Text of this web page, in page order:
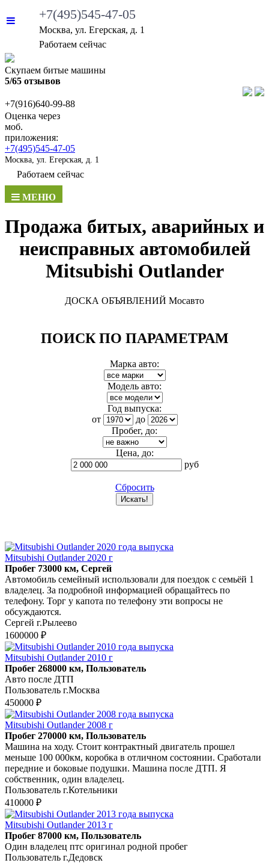
+7(495)545-47-05
Москва, ул. Егерская, д. 1
Работаем сейчас
Скупаем битые машины
5/65 отзывов
+7(916)640-99-88
Оценка через
моб.
приложения:
+7(495)545-47-05
Москва, ул. Егерская, д. 1
Работаем сейчас
МЕНЮ
Продажа битых, аварийных и
неисправных автомобилей
Mitsubishi Outlander
ДОСКА ОБЪЯВЛЕНИЙ Мосавто
ПОИСК ПО ПАРАМЕТРАМ
Марка авто:
Модель авто:
Год выпуска:
от
до
Пробег, до:
Цена, до:
руб
Сбросить
Mitsubishi Outlander 2020 г
Пробег 73000 км, Сергей
Автомобиль семейный использовали для поездок с семьёй 1
владелец. За подробной информацией обращайтесь по
телефону. Торг у капота по телефону эти вопросы не
обсуждаются.
Сергей г.Рылеево
1600000 ₽
Mitsubishi Outlander 2010 г
Пробег 268000 км, Пользователь
Авто после ДТП
Пользователь г.Москва
450000 ₽
Mitsubishi Outlander 2008 г
Пробег 270000 км, Пользователь
Машина на ходу. Стоит контрактный двигатель прошел
меньше 100 000км, коробка в отличном состоянии. Сработали
передние и боковые подушки. Машина после ДТП. Я
собственник, один владелец.
Пользователь г.Котельники
410000 ₽
Mitsubishi Outlander 2013 г
Пробег 87000 км, Пользователь
Один владелец птс оригинал родной пробег
Пользователь г.Дедовск